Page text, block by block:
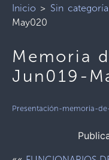
Inicio > Sin categoría
May020
Memoria
Jun019-
Presentación-memoria-